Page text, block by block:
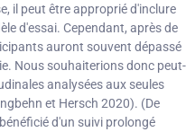
il peut être approprié d'inclure
d'essai. Cependant, après de
auront souvent dépassé
Nous souhaiterions donc peut-
analysées aux seules
et Hersch 2020). (De
d'un suivi prolongé